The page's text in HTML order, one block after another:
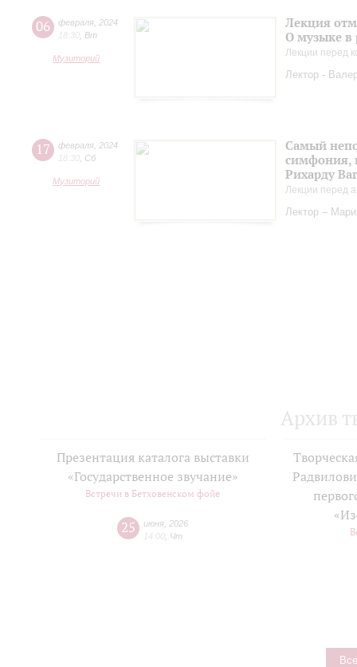
06 февраля 2024
18:30 Вт
Музиторий
Лекция
О музыке в
Лекции перед
Лектор -
17 февраля 2024
18:30 Сб
Музиторий
Самый
симфония,
Рихарду
Лекции перед
Лектор –
Архив
Презентация каталога выставки
«Государственное звучание»
Встречи в Бетховенском фойе
25 июня 2026
14:00 Чт